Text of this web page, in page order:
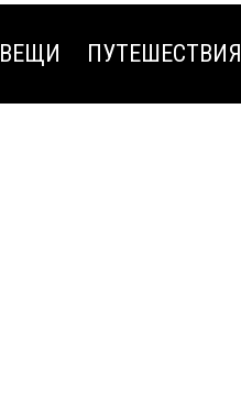
ВЕЩИ ПУТЕШЕСТВИЯ